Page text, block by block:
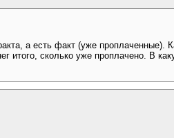
а есть факт (уже проплаченные).
итого, сколько уже проплачено. В